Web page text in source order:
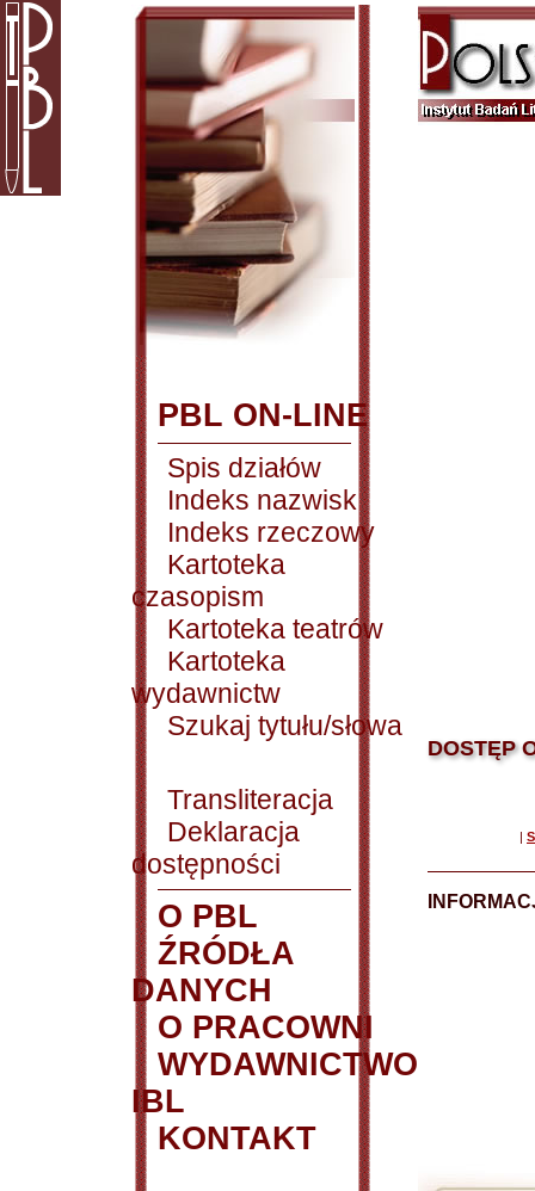
PBL ON-LINE
Spis działów
Indeks nazwisk
Indeks rzeczowy
Kartoteka
czasopism
Kartoteka teatrów
Kartoteka
wydawnictw
Szukaj tytułu/słowa
Transliteracja
Deklaracja
dostępności
O PBL
ŹRÓDŁA
DANYCH
O PRACOWNI
WYDAWNICTWO
IBL
KONTAKT
DOSTĘP
|